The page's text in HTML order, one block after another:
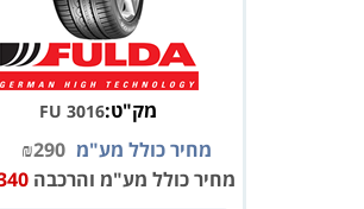
מק"ט:FU 3016
מחיר כולל מע"מ ₪290
מחיר כולל מע"מ והרכבה
₪340